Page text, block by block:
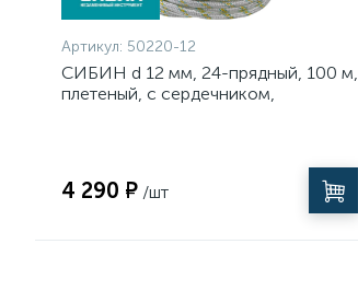
Артикул: 50220-12
СИБИН d 12 мм, 24-прядный, 100 м,
плетеный, с сердечником,
4 290 ₽ /шт